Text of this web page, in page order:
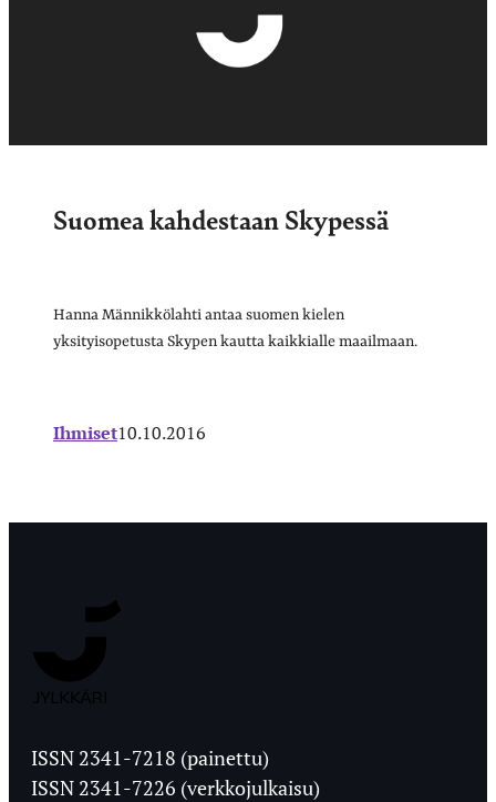
Suomea kahdestaan Skypessä
Hanna Männikkölahti antaa suomen kielen
yksityisopetusta Skypen kautta kaikkialle maailmaan.
Ihmiset10.10.2016
Ylioppilaslehti
ISSN 2341-7218 (painettu)
ISSN 2341-7226 (verkkojulkaisu)